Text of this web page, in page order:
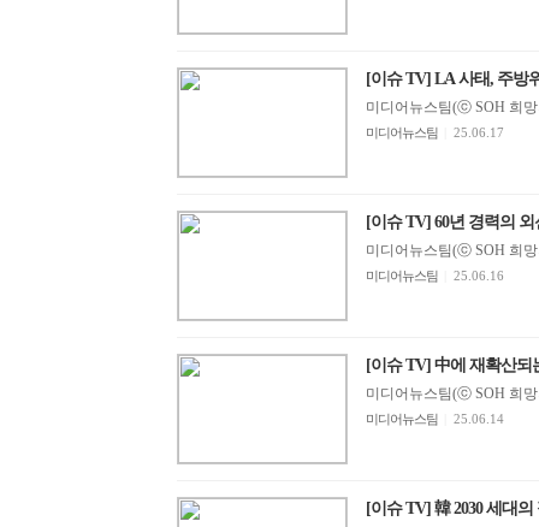
[이슈 TV] LA 사태, 주방
미디어뉴스팀(ⓒ SOH 희망
미디어뉴스팀 25.06.17
[이슈 TV] 60년 경력의
미디어뉴스팀(ⓒ SOH 희망
미디어뉴스팀 25.06.16
[이슈 TV] 中에 재확산되
미디어뉴스팀(ⓒ SOH 희망
미디어뉴스팀 25.06.14
[이슈 TV] 韓 2030 세대